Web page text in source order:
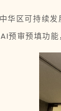
华区可持续
预审预填功